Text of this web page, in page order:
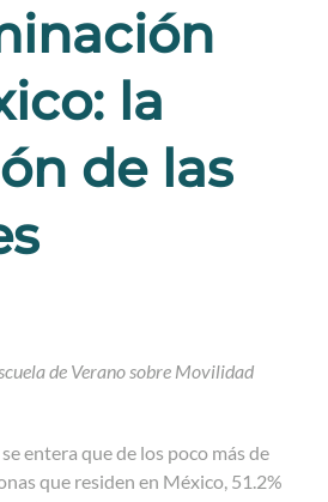
la
de las
de Verano sobre Movilidad
entera que de los poco más de
que residen en México, 51.2%